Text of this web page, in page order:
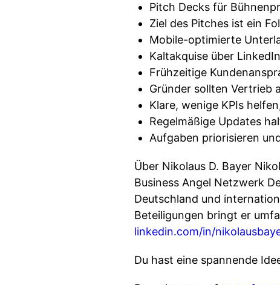
Pitch Decks für
Ziel des Pitches ist ein
Mobile-optimierte
Kaltakquise über
Frühzeitige
Gründer sollten Vertrieb
Klare, wenige KPIs
Regelmäßige Updates
Aufgaben priorisieren
Über Nikolaus D. Bayer
Business Angel Netzwerk
Deutschland und
Beteiligungen bringt er
linkedin.com/in/
Du hast eine spannende